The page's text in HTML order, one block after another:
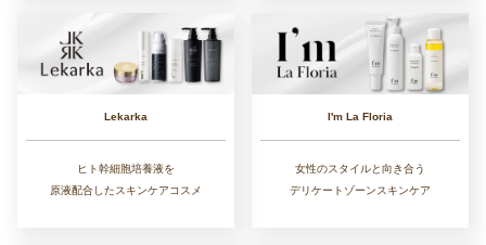
Lekarka
ヒト幹細胞培養液を
原液配合したスキンケアコスメ
I'm La Floria
女性のスタイルと向き合う
デリケートゾーンスキンケア